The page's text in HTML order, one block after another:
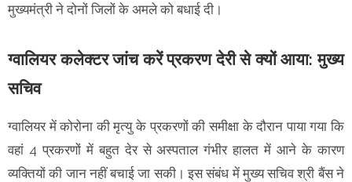
मुख्यमंत्री ने दोनों जिलों के अमले को बधाई दी।
ग्वालियर कलेक्टर जांच करें प्रकरण देरी से क्यों आया: मुख्य
सचिव
ग्वालियर में कोरोना की मृत्यु के प्रकरणों की समीक्षा के दौरान पाया गया कि
वहां 4 प्रकरणों में बहुत देर से अस्पताल गंभीर हालत में आने के कारण
व्यक्तियों की जान नहीं बचाई जा सकी। इस संबंध में मुख्य सचिव श्री बैंस ने